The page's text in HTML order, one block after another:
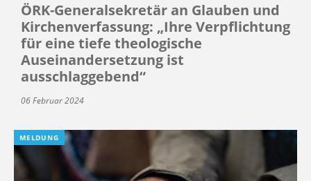
ÖRK-Generalsekretär an Glauben und
Kirchenverfassung: „Ihre Verpflichtung
für eine tiefe theologische
Auseinandersetzung ist
ausschlaggebend“
06 Februar 2024
MELDUNG